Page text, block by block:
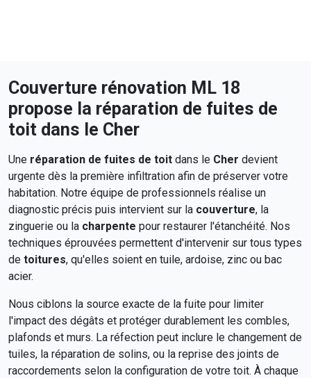
Couverture rénovation ML 18
propose la réparation de fuites de
toit dans le Cher
Une réparation de fuites de toit dans le Cher devient
urgente dès la première infiltration afin de préserver votre
habitation. Notre équipe de professionnels réalise un
diagnostic précis puis intervient sur la couverture, la
zinguerie ou la charpente pour restaurer l'étanchéité. Nos
techniques éprouvées permettent d'intervenir sur tous types
de toitures, qu'elles soient en tuile, ardoise, zinc ou bac
acier.
Nous ciblons la source exacte de la fuite pour limiter
l'impact des dégâts et protéger durablement les combles,
plafonds et murs. La réfection peut inclure le changement de
tuiles, la réparation de solins, ou la reprise des joints de
raccordements selon la configuration de votre toit. À chaque